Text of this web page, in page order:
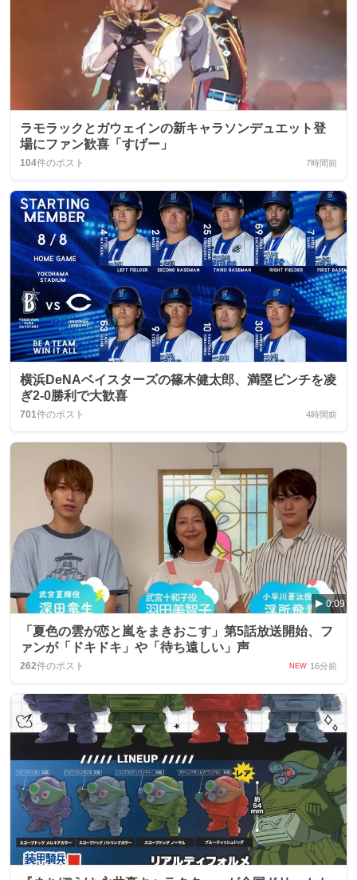
ラモラックとガウェインの新キャラソンデュエット登
場にファン歓喜「すげー」
104件のポスト 7時間前
横浜DeNAベイスターズの篠木健太郎、満塁ピンチを凌
ぎ2-0勝利で大歓喜
701件のポスト 4時間前
0:09
「夏色の雲が恋と嵐をまきおこす」第5話放送開始、フ
ァンが「ドキドキ」や「待ち遠しい」声
262件のポスト NEW 16分前